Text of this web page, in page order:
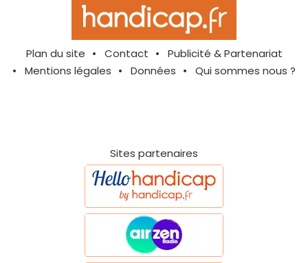
Plan du site Contact
Publicité & Partenariat
Mentions légales
Données Qui sommes nous ?
Sites partenaires